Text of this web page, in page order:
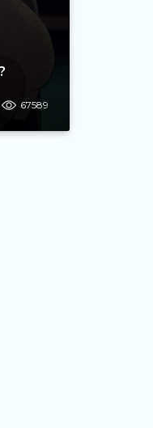
67589